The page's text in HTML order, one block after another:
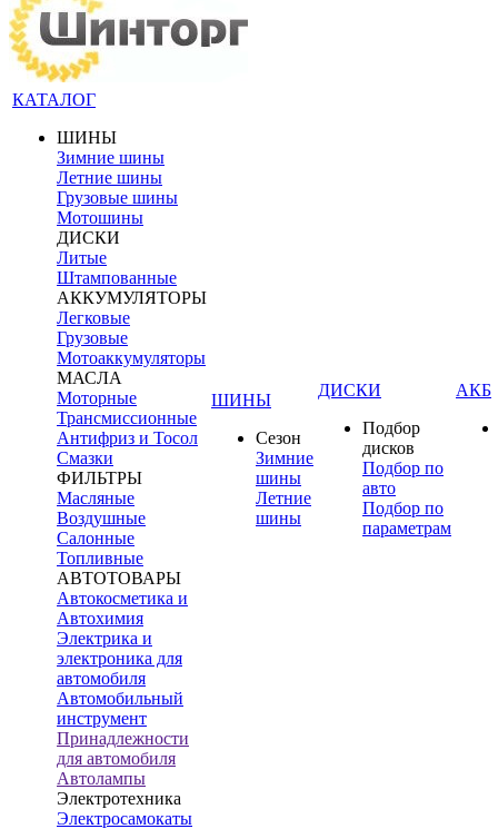
КАТАЛОГ
ШИНЫ
Зимние шины
Летние шины
Грузовые шины
Мотошины
ДИСКИ
Литые
Штампованные
АККУМУЛЯТОРЫ
Легковые
Грузовые
Мотоаккумуляторы
МАСЛА
Моторные
Трансмиссионные
Антифриз и Тосол
Смазки
ФИЛЬТРЫ
Масляные
Воздушные
Салонные
Топливные
АВТОТОВАРЫ
Автокосметика и
Автохимия
Электрика и
электроника для
автомобиля
Автомобильный
инструмент
Принадлежности
для автомобиля
Автолампы
Электротехника
Электросамокаты
ШИНЫ
Сезон
Зимние
шины
Летние
шины
ДИСКИ
Подбор
дисков
Подбор по
авто
Подбор по
параметрам
АКБ